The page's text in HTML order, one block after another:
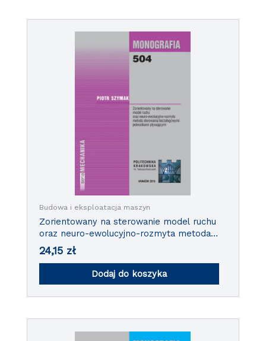
Budowa i eksploatacja maszyn
Zorientowany na sterowanie model ruchu
oraz neuro-ewolucyjno-rozmyta metoda
sterowania bezzałogowymi jednostkami
pływającymi
24,15 zł
Dodaj do koszyka